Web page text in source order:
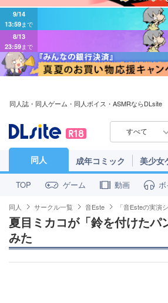
9/14
13:59まで
8/13
23:59まで
同人誌・同人ゲーム・同人ボイス・ASMRならDLsite
すべて
同人 成年コミック 美少女
TOP ゲーム 動画
同人 サークル一覧 音Este 「音Esteの実演
夏目ミカコが「鈴を付けた
みた